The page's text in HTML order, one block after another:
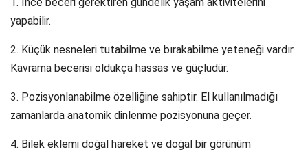
yapabilir.
2. Küçük nesneleri tutabilme ve bırakabilme yeteneği vardır.
Kavrama becerisi oldukça hassas ve güçlüdür.
3. Pozisyonlanabilme özelliğine sahiptir. El kullanılmadığı
zamanlarda anatomik dinlenme pozisyonuna geçer.
4. Bilek eklemi doğal hareket ve doğal bir görünüm